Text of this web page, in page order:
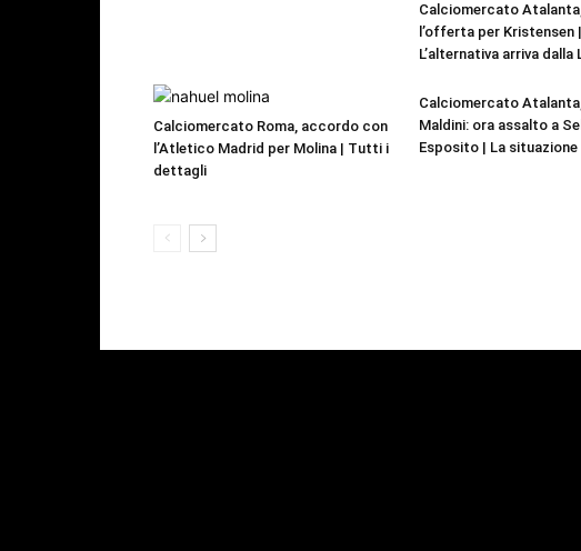
Calciomercato
l’offerta per Kristensen |
L’alternativa arriva dalla
Calciomercato Roma, accordo con
l’Atletico Madrid per Molina | Tutti i
dettagli
Calciomercato
Maldini: ora assalto a
Esposito | La situazione